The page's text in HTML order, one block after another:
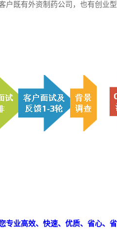
既有外资制药公司，也有创业
业高效、快速、优质、省心、